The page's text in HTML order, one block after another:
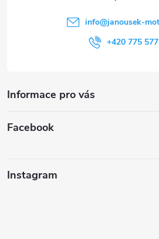
info@janousek-
+420 775
Informace pro vás
Facebook
Instagram